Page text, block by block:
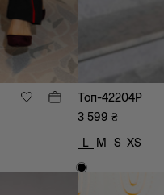
Топ-42204P
3 599 ₴
L
M S XS